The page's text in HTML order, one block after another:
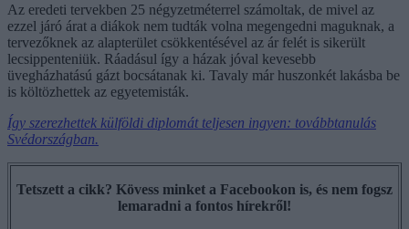
Az eredeti tervekben 25 négyzetméterrel számoltak, de mivel az
ezzel járó árat a diákok nem tudták volna megengedni maguknak, a
tervezőknek az alapterület csökkentésével az ár felét is sikerült
lecsippenteniük. Ráadásul így a házak jóval kevesebb
üvegházhatású gázt bocsátanak ki. Tavaly már huszonkét lakásba be
is költözhettek az egyetemisták.
Így szerezhettek külföldi diplomát teljesen ingyen: továbbtanulás
Svédországban.
Tetszett a cikk? Kövess minket a Facebookon is, és nem fogsz
lemaradni a fontos hírekről!